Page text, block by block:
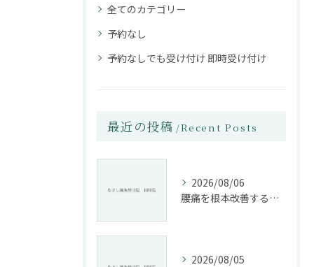
全てのカテゴリー
予約なし
予約なしでも受け付け 即時受け付け
最近の投稿 Recent Posts
2026/08/06
腰痛を根本改善する整骨院の施術とアドバイスの重要性
2026/08/05